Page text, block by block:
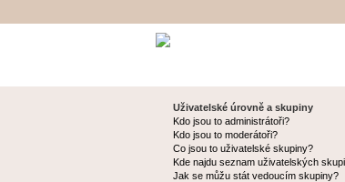
Uživatelské úrovně a skupiny
Kdo jsou to administrátoři?
Kdo jsou to moderátoři?
Co jsou to uživatelské skupiny?
Kde najdu seznam uživatelských
Jak se můžu stát vedoucím skupiny?